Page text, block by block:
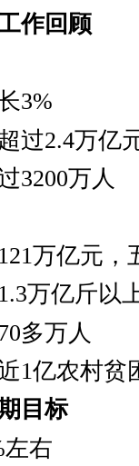
作回顾
3%
过2.4万亿
3200万人
121万亿元，
1.3万亿斤以
多万人
1亿农村贫
目标
左右